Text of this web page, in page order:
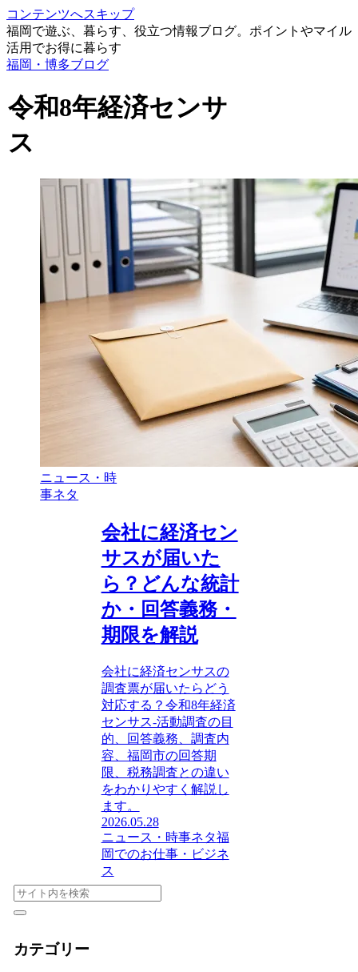
コンテンツへスキップ
福岡で遊ぶ、暮らす、役立つ情報ブログ。ポイントやマイル
活用でお得に暮らす
福岡・博多ブログ
令和8年経済センサ
ス
ニュース・時
事ネタ
会社に経済セン
サスが届いた
ら？どんな統計
か・回答義務・
期限を解説
会社に経済センサスの
調査票が届いたらどう
対応する？令和8年経済
センサス‐活動調査の目
的、回答義務、調査内
容、福岡市の回答期
限、税務調査との違い
をわかりやすく解説し
ます。
2026.05.28
ニュース・時事ネタ福
岡でのお仕事・ビジネ
ス
カテゴリー